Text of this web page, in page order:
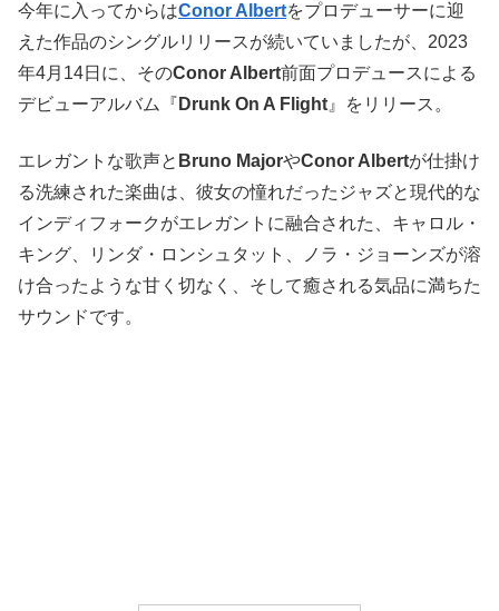
今年に入ってからはConor Albertをプロデューサーに迎
えた作品のシングルリリースが続いていましたが、2023
年4月14日に、そのConor Albert前面プロデュースによる
デビューアルバム『 Drunk On A Flight 』をリリース。
エレガントな歌声と Bruno MajorやConor Albertが仕掛け
る洗練された楽曲は、彼女の憧れだったジャズと現代的な
インディフォークがエレガントに融合された、キャロル・
キング、リンダ・ロンシュタット、ノラ・ジョーンズが溶
け合ったような甘く切なく、そして癒される気品に満ちた
サウンドです。